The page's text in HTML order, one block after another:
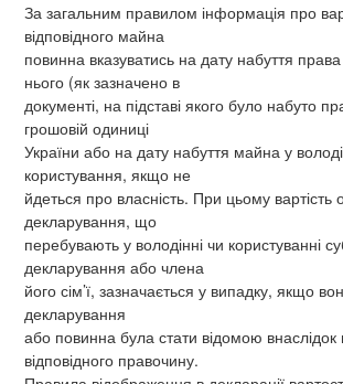
За загальним правилом інформація про
відповідного майна
повинна вказуватись на дату набуття
нього (як зазначено в
документі, на підставі якого було набуто
грошовій одиниці
України або на дату набуття майна у
користування, якщо не
йдеться про власність. При цьому вартість
декларування, що
перебувають у володінні чи користуванні
декларування або члена
його сім’ї, зазначається у випадку, якщо
декларування
або повинна була стати відомою внаслідок
відповідного правочину.